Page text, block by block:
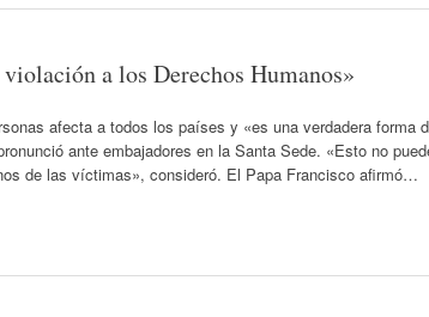
a los Derechos Humanos»
afecta a todos los países y «es una verdadera forma
ante embajadores en la Santa Sede. «Esto no
de las víctimas», consideró. El Papa Francisco afirmó…